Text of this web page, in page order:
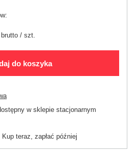
brutto / szt.
do koszyka
w sklepie stacjonarnym
Kup teraz, zapłać później